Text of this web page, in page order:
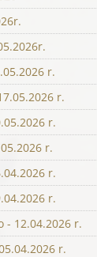
r.
r.
r.
r.
r.
r.
- 12.04.2026 r.
r.